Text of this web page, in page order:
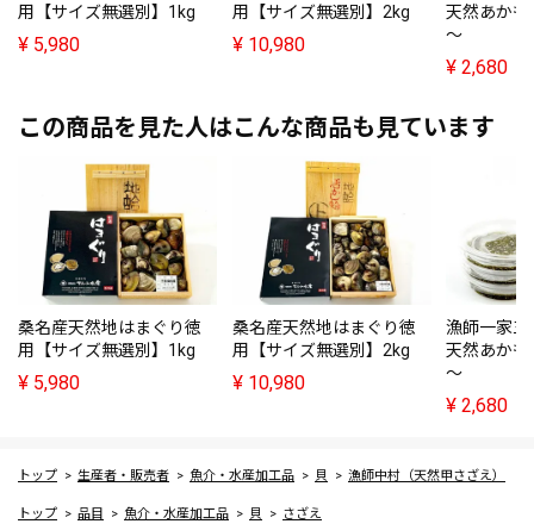
用【サイズ無選別】1kg
¥ 5,980
用【サイズ無選別】2kg
¥ 10,980
天然あか
～
¥ 2,680
この商品を見た人はこんな商品も見ています
桑名産天然地はまぐり徳
用【サイズ無選別】1kg
¥ 5,980
桑名産天然地はまぐり徳
用【サイズ無選別】2kg
¥ 10,980
漁師一家
天然あか
～
¥ 2,680
トップ 生産者・販売者 魚介・水産加工品 貝 漁師中村（天然甲さざえ）
トップ 品目 魚介・水産加工品 貝 さざえ